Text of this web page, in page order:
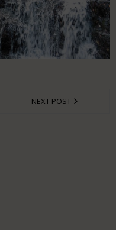
NEXT POST